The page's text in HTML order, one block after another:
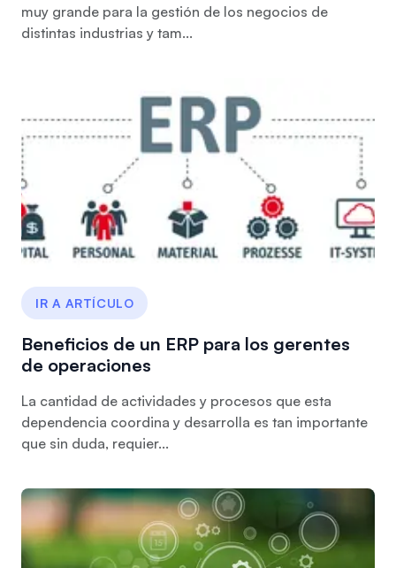
muy grande para la gestión de los negocios de
distintas industrias y tam...
IR A ARTÍCULO
Beneficios de un ERP para los gerentes
de operaciones
La cantidad de actividades y procesos que esta
dependencia coordina y desarrolla es tan importante
que sin duda, requier...